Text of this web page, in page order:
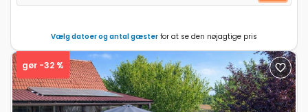
Vælg datoer og antal gæster for at se den nøjagtige pris
gør -32 %